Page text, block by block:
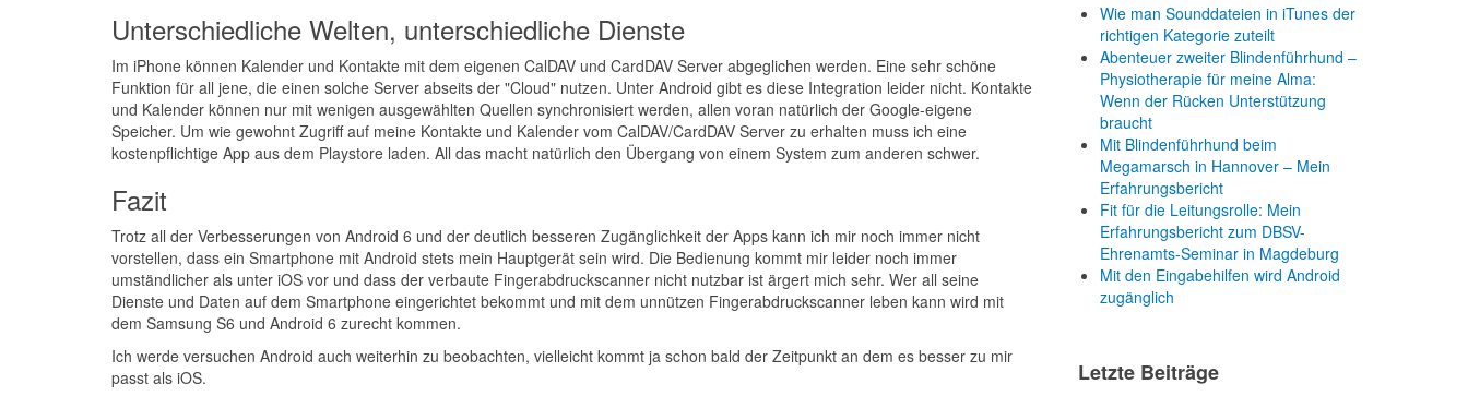
Unterschiedliche Welten, unterschiedliche Dienste
Im iPhone können Kalender und Kontakte mit dem eigenen CalDAV und CardDAV Server abgeglichen werden. Eine sehr schöne
Funktion für all jene, die einen solche Server abseits der "Cloud" nutzen. Unter Android gibt es diese Integration leider nicht. Kontakte
und Kalender können nur mit wenigen ausgewählten Quellen synchronisiert werden, allen voran natürlich der Google-eigene
Speicher. Um wie gewohnt Zugriff auf meine Kontakte und Kalender vom CalDAV/CardDAV Server zu erhalten muss ich eine
kostenpflichtige App aus dem Playstore laden. All das macht natürlich den Übergang von einem System zum anderen schwer.
Fazit
Trotz all der Verbesserungen von Android 6 und der deutlich besseren Zugänglichkeit der Apps kann ich mir noch immer nicht
vorstellen, dass ein Smartphone mit Android stets mein Hauptgerät sein wird. Die Bedienung kommt mir leider noch immer
umständlicher als unter iOS vor und dass der verbaute Fingerabdruckscanner nicht nutzbar ist ärgert mich sehr. Wer all seine
Dienste und Daten auf dem Smartphone eingerichtet bekommt und mit dem unnützen Fingerabdruckscanner leben kann wird mit
dem Samsung S6 und Android 6 zurecht kommen.
Ich werde versuchen Android auch weiterhin zu beobachten, vielleicht kommt ja schon bald der Zeitpunkt an dem es besser zu mir
passt als iOS.
Wie man Sounddateien in iTunes der
richtigen Kategorie zuteilt
Abenteuer zweiter Blindenführhund –
Physiotherapie für meine Alma:
Wenn der Rücken Unterstützung
braucht
Mit Blindenführhund beim
Megamarsch in Hannover – Mein
Erfahrungsbericht
Fit für die Leitungsrolle: Mein
Erfahrungsbericht zum DBSV-
Ehrenamts-Seminar in Magdeburg
Mit den Eingabehilfen wird Android
zugänglich
Letzte Beiträge